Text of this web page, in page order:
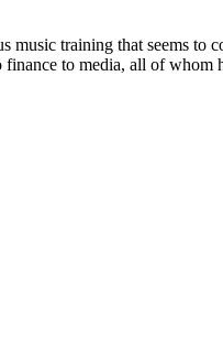
training that seems
finance to media, all of